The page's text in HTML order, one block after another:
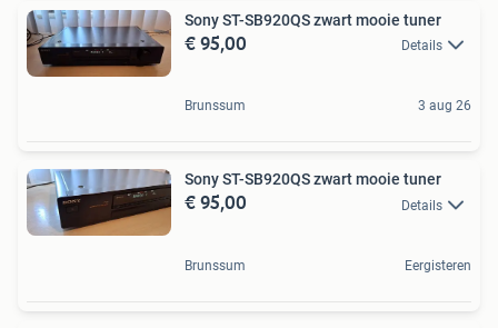
Sony ST-SB920QS zwart mooie tuner
€ 95,00 Details
Brunssum 3 aug 26
Sony ST-SB920QS zwart mooie tuner
€ 95,00 Details
Brunssum Eergisteren